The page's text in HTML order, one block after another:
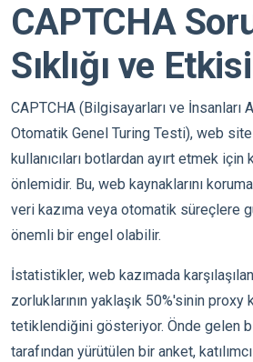
CAPTCHA
Sıklığı ve Etkisi
CAPTCHA (Bilgisayarları ve İnsanları
Otomatik Genel Turing Testi), web
kullanıcıları botlardan ayırt etmek
önlemidir. Bu, web kaynaklarını
veri kazıma veya otomatik süreçlere
önemli bir engel olabilir.
İstatistikler, web kazımada
zorluklarının yaklaşık 50%'sinin proxy
tetiklendiğini gösteriyor. Önde gelen
tarafından yürütülen bir anket,